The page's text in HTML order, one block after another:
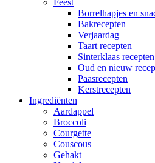
Feest
Borrelhapjes en
Bakrecepten
Verjaardag
Taart recepten
Sinterklaas recepten
Oud en nieuw
Paasrecepten
Kerstrecepten
Ingrediënten
Aardappel
Broccoli
Courgette
Couscous
Gehakt